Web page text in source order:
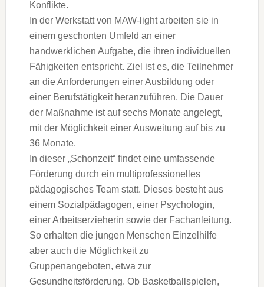
Konflikte.
In der Werkstatt von MAW-light arbeiten sie in
einem geschonten Umfeld an einer
handwerklichen Aufgabe, die ihren individuellen
Fähigkeiten entspricht. Ziel ist es, die Teilnehmer
an die Anforderungen einer Ausbildung oder
einer Berufstätigkeit heranzuführen. Die Dauer
der Maßnahme ist auf sechs Monate angelegt,
mit der Möglichkeit einer Ausweitung auf bis zu
36 Monate.
In dieser „Schonzeit“ findet eine umfassende
Förderung durch ein multiprofessionelles
pädagogisches Team statt. Dieses besteht aus
einem Sozialpädagogen, einer Psychologin,
einer Arbeitserzieherin sowie der Fachanleitung.
So erhalten die jungen Menschen Einzelhilfe
aber auch die Möglichkeit zu
Gruppenangeboten, etwa zur
Gesundheitsförderung. Ob Basketballspielen,